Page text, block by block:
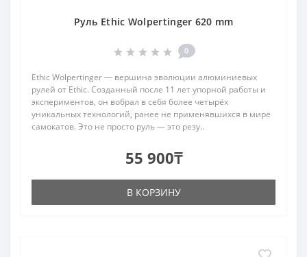
Руль Ethic Wolpertinger 620 mm
0
Ethic Wolpertinger — вершина эволюции алюминиевых
рулей от Ethic. Созданный после 11 лет упорной работы и
экспериментов, он вобрал в себя более четырёх
уникальных технологий, ранее не применявшихся в мире
самокатов. Это не просто руль — это резу..
55 900₸
В КОРЗИНУ